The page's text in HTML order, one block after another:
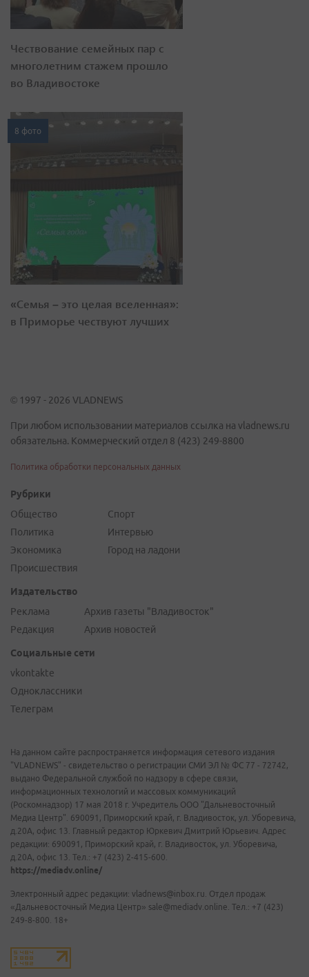
Чествование семейных пар с
многолетним стажем прошло
во Владивостоке
8 фото
«Семья – это целая вселенная»:
в Приморье чествуют лучших
© 1997 - 2026 VLADNEWS
При любом использовании материалов ссылка на vladnews.ru
обязательна. Коммерческий отдел 8 (423) 249-8800
Политика обработки персональных данных
Рубрики
Общество
Политика
Экономика
Происшествия
Спорт
Интервью
Город на ладони
Издательство
Реклама
Редакция
Архив газеты "Владивосток"
Архив новостей
Социальные сети
vkontakte
Одноклассники
Телеграм
На данном сайте распространяется информация сетевого издания
"VLADNEWS" - свидетельство о регистрации СМИ ЭЛ № ФС 77 - 72742,
выдано Федеральной службой по надзору в сфере связи,
информационных технологий и массовых коммуникаций
(Роскомнадзор) 17 мая 2018 г. Учредитель ООО "Дальневосточный
Медиа Центр". 690091, Приморский край, г. Владивосток, ул. Уборевича,
д.20А, офис 13. Главный редактор Юркевич Дмитрий Юрьевич. Адрес
редакции: 690091, Приморский край, г. Владивосток, ул. Уборевича,
д.20А, офис 13. Тел.: +7 (423) 2-415-600.
https://mediadv.online/
Электронный адрес редакции: vladnews@inbox.ru. Отдел продаж
«Дальневосточный Медиа Центр» sale@mediadv.online. Тел.: +7 (423)
249-8-800. 18+